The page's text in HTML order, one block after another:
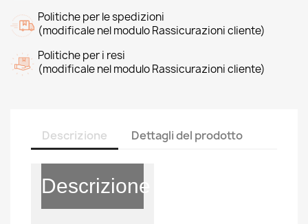
Politiche per le spedizioni
(modificale nel modulo Rassicurazioni cliente)
Politiche per i resi
(modificale nel modulo Rassicurazioni cliente)
Descrizione Dettagli del prodotto
Descrizione